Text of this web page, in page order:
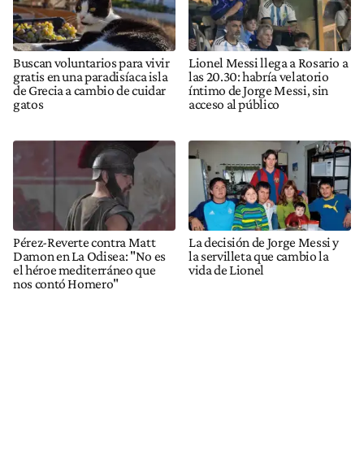
Buscan voluntarios para vivir
gratis en una paradisíaca isla
de Grecia a cambio de cuidar
gatos
Lionel Messi llega a Rosario a
las 20.30: habría velatorio
íntimo de Jorge Messi, sin
acceso al público
Pérez-Reverte contra Matt
Damon en La Odisea: "No es
el héroe mediterráneo que
nos contó Homero"
La decisión de Jorge Messi y
la servilleta que cambio la
vida de Lionel